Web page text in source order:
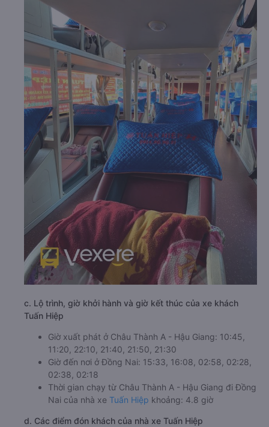
c. Lộ trình, giờ khởi hành và giờ kết thúc của xe khách
Tuấn Hiệp
Giờ xuất phát ở Châu Thành A - Hậu Giang: 10:45,
11:20, 22:10, 21:40, 21:50, 21:30
Giờ đến nơi ở Đồng Nai: 15:33, 16:08, 02:58, 02:28,
02:38, 02:18
Thời gian chạy từ Châu Thành A - Hậu Giang đi Đồng
Nai của nhà xe Tuấn Hiệp khoảng: 4.8 giờ
d. Các điểm đón khách của nhà xe Tuấn Hiệp